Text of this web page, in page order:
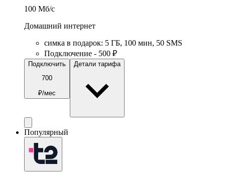
100 Мб/c
Домашний интернет
симка в подарок: 5 ГБ, 100 мин, 50 SMS
Подключение - 500 ₽
Подключить
700
₽/мес
Детали тарифа
Популярный